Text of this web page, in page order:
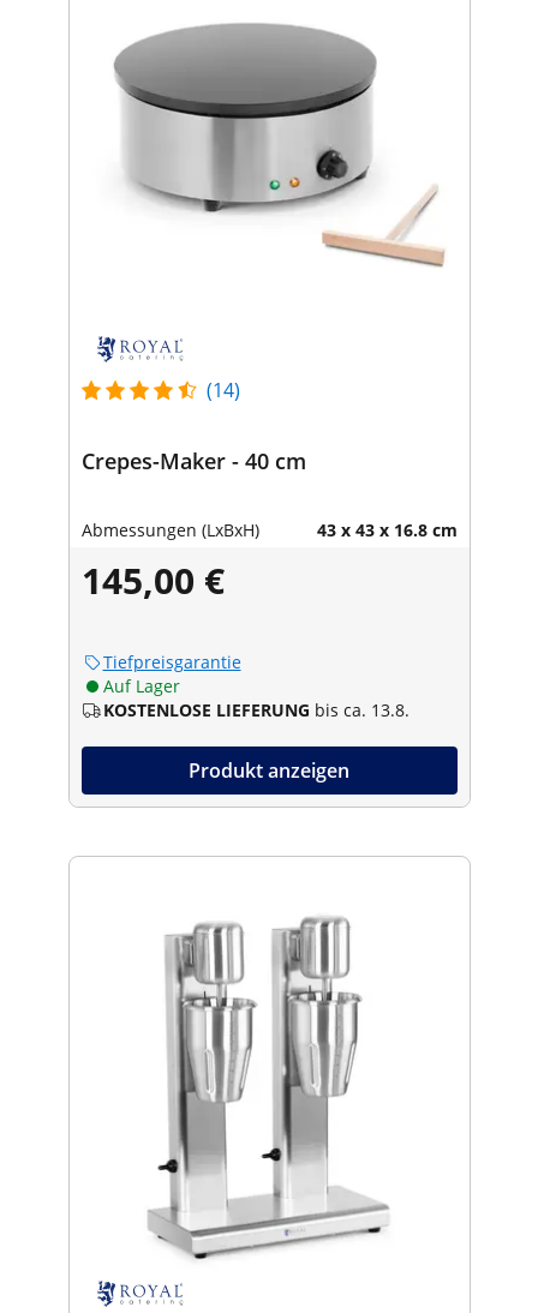
(14)
Crepes-Maker - 40 cm
Abmessungen (LxBxH) 43 x 43 x 16.8 cm
145,00 €
Tiefpreisgarantie
Auf Lager
KOSTENLOSE LIEFERUNG bis ca. 13.8.
Produkt anzeigen